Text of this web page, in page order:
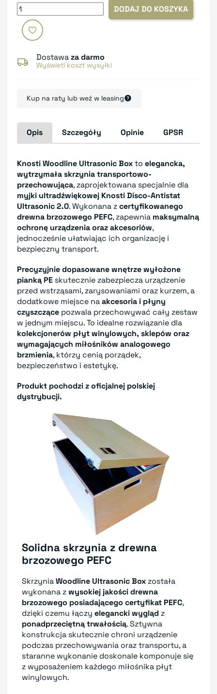
DODAJ DO KOSZYKA
Dostawaza darmo
Wyświetl koszt wysyłki
Kup na raty lub weź w leasing
Opis Szczegóły Opinie GPSR
Knosti Woodline Ultrasonic Boxto elegancka,
wytrzymała skrzynia transportowo-
przechowująca, zaprojektowana specjalnie dla
myjki ultradźwiękowej Knosti Disco-Antistat
Ultrasonic 2.0. Wykonana zcertyfikowanego
drewna brzozowego PEFC, zapewnia maksymalną
ochronę urządzenia oraz akcesoriów,
jednocześnie ułatwiając ich organizację i
bezpieczny transport.
Precyzyjnie dopasowane wnętrze wyłożone
pianką PE skutecznie zabezpiecza urządzenie
przed wstrząsami, zarysowaniami oraz kurzem, a
dodatkowe miejsce naakcesoria i płyny
czyszczące pozwala przechowywać cały zestaw
w jednym miejscu. To idealne rozwiązanie dla
kolekcjonerów płyt winylowych, sklepów oraz
wymagających miłośników analogowego
brzmienia, którzy cenią porządek,
bezpieczeństwo i estetykę.
Produkt pochodzi z oficjalnej polskiej
dystrybucji.
Solidna skrzynia z drewna
brzozowego PEFC
SkrzyniaWoodline Ultrasonic Box została
wykonana zwysokiej jakości drewna
brzozowego posiadającego certyfikat PEFC,
dzięki czemu łączy elegancki wygląd z
ponadprzeciętną trwałością. Sztywna
konstrukcja skutecznie chroni urządzenie
podczas przechowywania oraz transportu, a
staranne wykonanie doskonale komponuje się
z wyposażeniem każdego miłośnika płyt
winylowych.